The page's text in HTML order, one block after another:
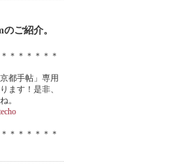
ご紹介。
＊＊＊＊＊＊
都手帖」専用
ます！是非、
。
＊＊＊＊＊＊